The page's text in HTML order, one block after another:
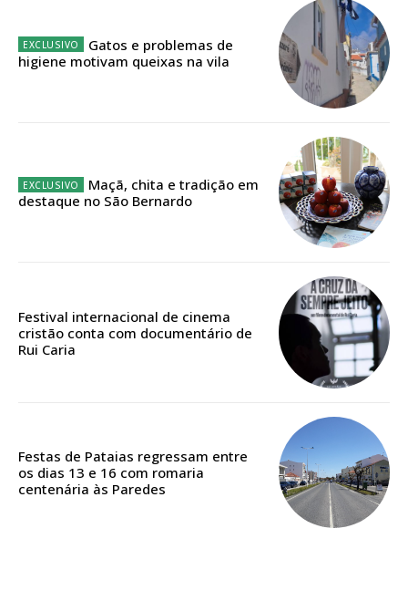
12 meses
Edição em papel entregue à Quinta-feira em sua
Acesso ao conteúdo online
Acesso aos conteúdos Exclusivos para
16€
Gatos e problemas de
higiene motivam queixas na vila
Maçã, chita e tradição em
destaque no São Bernardo
Festival internacional de cinema
cristão conta com documentário de
Rui Caria
Festas de Pataias regressam entre
os dias 13 e 16 com romaria
centenária às Paredes